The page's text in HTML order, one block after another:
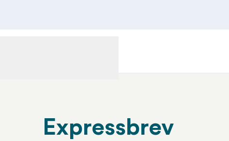
Expressbrev